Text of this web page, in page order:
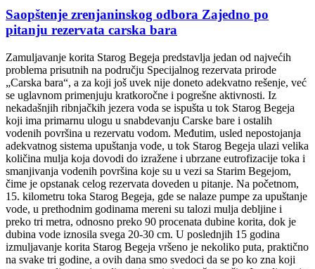
Saopštenje zrenjaninskog odbora Zajedno po
pitanju rezervata carska bara
Zamuljavanje korita Starog Begeja predstavlja jedan od najvećih
problema prisutnih na području Specijalnog rezervata prirode
„Carska bara“, a za koji još uvek nije doneto adekvatno rešenje, već
se uglavnom primenjuju kratkoročne i pogrešne aktivnosti. Iz
nekadašnjih ribnjačkih jezera voda se ispušta u tok Starog Begeja
koji ima primarnu ulogu u snabdevanju Carske bare i ostalih
vodenih površina u rezervatu vodom. Međutim, usled nepostojanja
adekvatnog sistema upuštanja vode, u tok Starog Begeja ulazi velika
količina mulja koja dovodi do izražene i ubrzane eutrofizacije toka i
smanjivanja vodenih površina koje su u vezi sa Starim Begejom,
čime je opstanak celog rezervata doveden u pitanje. Na početnom,
15. kilometru toka Starog Begeja, gde se nalaze pumpe za upuštanje
vode, u prethodnim godinama mereni su talozi mulja debljine i
preko tri metra, odnosno preko 90 procenata dubine korita, dok je
dubina vode iznosila svega 20-30 cm. U poslednjih 15 godina
izmuljavanje korita Starog Begeja vršeno je nekoliko puta, praktično
na svake tri godine, a ovih dana smo svedoci da se po ko zna koji